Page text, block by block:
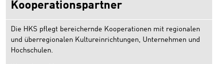
Kooperationspartner
Die HKS pflegt bereichernde Kooperationen mit regionalen
und überregionalen Kultureinrichtungen, Unternehmen und
Hochschulen.